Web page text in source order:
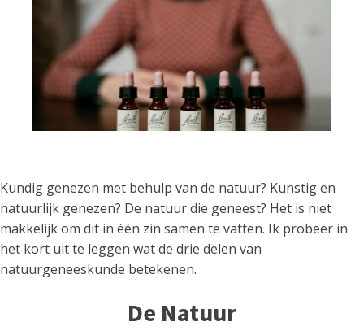
Kundig genezen met behulp van de natuur? Kunstig en
natuurlijk genezen? De natuur die geneest? Het is niet
makkelijk om dit in één zin samen te vatten. Ik probeer in
het kort uit te leggen wat de drie delen van
natuurgeneeskunde betekenen.
De Natuur